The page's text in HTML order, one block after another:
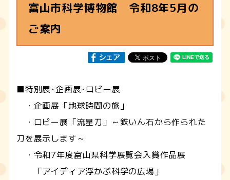
富山市科学博物館 令和8年5月の
ご案内
■特別展･企画展･ロビー展
・企画展「地球時間の旅」
・ロビー展「流星刀」～鉄いん石から作られた
刀を展示します～
・令和7年度富山県科学展覧会入賞作品展
「アイディア浮かぶ科学の広場」